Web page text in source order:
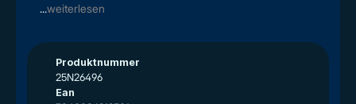
...weiterlesen
Produktnummer
25N26496
Ean